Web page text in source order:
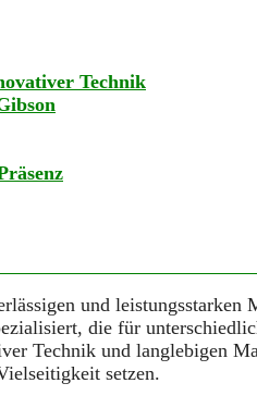
Technik
und leistungsstarken
die für
Technik und langlebigen
setzen.